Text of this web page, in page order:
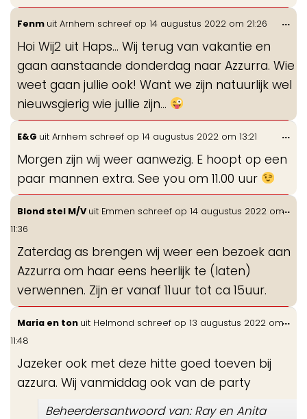
Fenm uit Arnhem schreef op 14 augustus 2022 om 21:26
Hoi Wij2 uit Haps... Wij terug van vakantie en
gaan aanstaande donderdag naar Azzurra. Wie
weet gaan jullie ook! Want we zijn natuurlijk wel
nieuwsgierig wie jullie zijn...
...
E&G uit Arnhem schreef op 14 augustus 2022 om 13:21
Morgen zijn wij weer aanwezig. E hoopt op een
paar mannen extra. See you om 11.00 uur
...
Blond stel M/V uit Emmen schreef op 14 augustus 2022 om
11:36
Zaterdag as brengen wij weer een bezoek aan
Azzurra om haar eens heerlijk te (laten)
verwennen. Zijn er vanaf 11uur tot ca 15uur.
...
Maria en ton uit Helmond schreef op 13 augustus 2022 om
11:48
Jazeker ook met deze hitte goed toeven bij
azzura. Wij vanmiddag ook van de party
Beheerdersantwoord van: Ray en Anita
...